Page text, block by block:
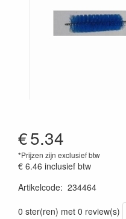
€5.34
*Prijzen zijn exclusief btw
€ 6.46 inclusief btw
Artikelcode: 234464
0 ster(ren) met 0 review(s)